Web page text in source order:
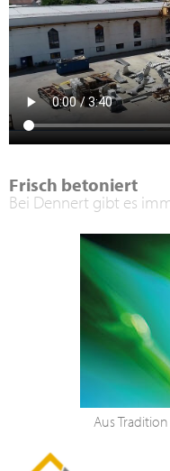
Frisch betoniert
Bei Dennert gibt es
Aus